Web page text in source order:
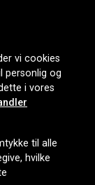
vi cookies
personlig og
i vores
til alle
hvilke